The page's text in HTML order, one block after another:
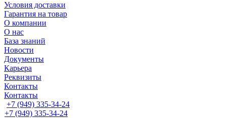
Условия доставки
Гарантия на товар
О компании
О нас
База знаний
Новости
Документы
Карьера
Реквизиты
Контакты
Контакты
+7 (949) 335-34-24
+7 (949) 335-34-24